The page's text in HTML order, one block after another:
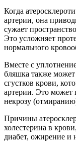
Когда
артерии, она
сужает
Это усложняет
нормального
Вместе с
бляшка также
сгустков крови,
артерии. Это может
некрозу
Причины
холестерина в
диабет, ожирение и